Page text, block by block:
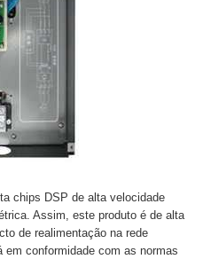
chips DSP de alta velocidade
Assim, este produto é de alta
de realimentação na rede
conformidade com as normas